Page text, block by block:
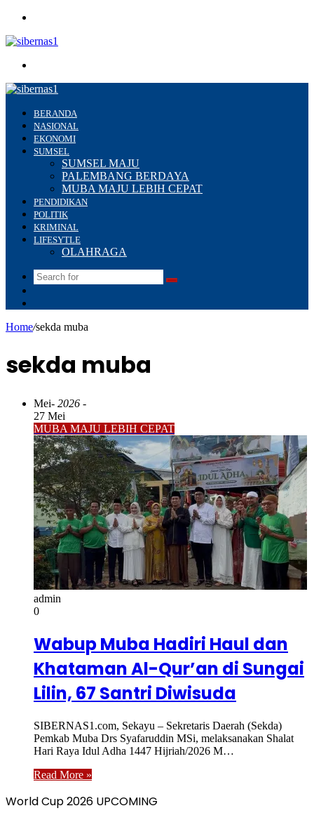
BERANDA
NASIONAL
EKONOMI
SUMSEL
SUMSEL MAJU
PALEMBANG BERDAYA
MUBA MAJU LEBIH CEPAT
PENDIDIKAN
POLITIK
KRIMINAL
LIFESYTLE
OLAHRAGA
Search
Home/sekda muba
sekda muba
Mei- 2026 -
27 Mei
MUBA MAJU LEBIH CEPAT
admin
0
Wabup Muba Hadiri Haul dan
Khataman Al-Qur’an di Sungai
Lilin, 67 Santri Diwisuda
SIBERNAS1.com, Sekayu – Sekretaris Daerah (Sekda)
Pemkab Muba Drs Syafaruddin MSi, melaksanakan Shalat
Hari Raya Idul Adha 1447 Hijriah/2026 M…
Read More »
World Cup 2026 UPCOMING